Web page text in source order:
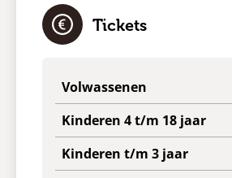
Tickets
Volwassenen
Kinderen 4 t/m 18 jaar
Kinderen t/m 3 jaar